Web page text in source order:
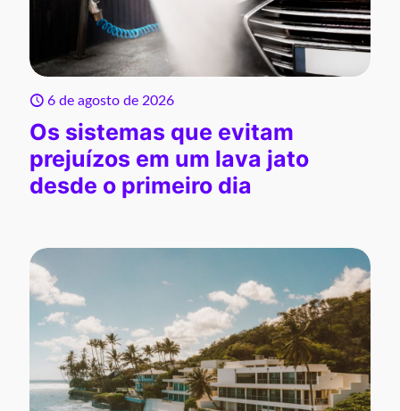
6 de agosto de 2026
Os sistemas que evitam
prejuízos em um lava jato
desde o primeiro dia